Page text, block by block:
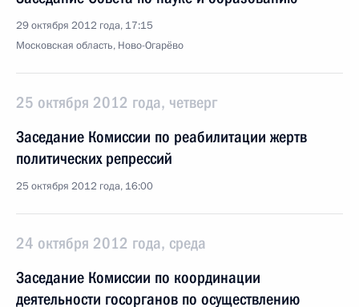
29 октября 2012 года, 17:15
Московская область, Ново-Огарёво
25 октября 2012 года, четверг
Заседание Комиссии по реабилитации жертв
политических репрессий
25 октября 2012 года, 16:00
24 октября 2012 года, среда
Заседание Комиссии по координации
деятельности госорганов по осуществлению